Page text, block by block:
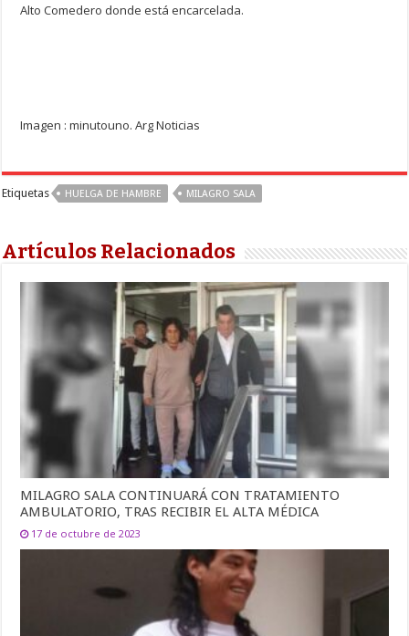
Alto Comedero donde está encarcelada.
Imagen : minutouno. Arg Noticias
Etiquetas HUELGA DE HAMBRE MILAGRO SALA
Artículos Relacionados
MILAGRO SALA CONTINUARÁ CON TRATAMIENTO
AMBULATORIO, TRAS RECIBIR EL ALTA MÉDICA
17 de octubre de 2023